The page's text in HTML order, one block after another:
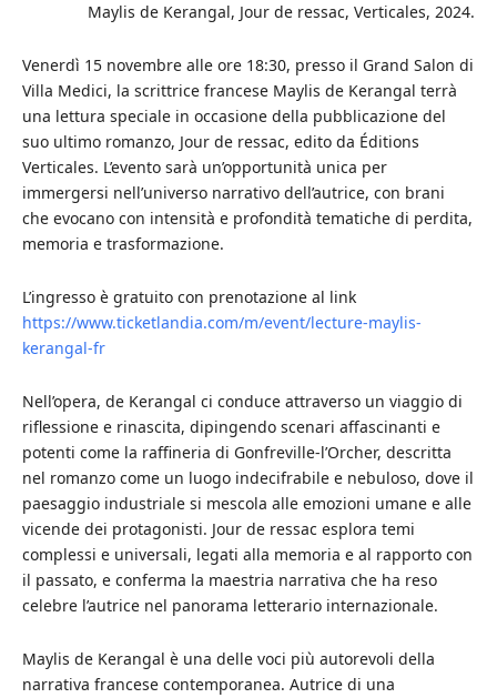
Maylis de Kerangal, Jour de ressac, Verticales, 2024.
Venerdì 15 novembre alle ore 18:30, presso il Grand Salon di
Villa Medici, la scrittrice francese Maylis de Kerangal terrà
una lettura speciale in occasione della pubblicazione del
suo ultimo romanzo, Jour de ressac, edito da Éditions
Verticales. L’evento sarà un’opportunità unica per
immergersi nell’universo narrativo dell’autrice, con brani
che evocano con intensità e profondità tematiche di perdita,
memoria e trasformazione.
L’ingresso è gratuito con prenotazione al link
https://www.ticketlandia.com/m/event/lecture-maylis-
kerangal-fr
Nell’opera, de Kerangal ci conduce attraverso un viaggio di
riflessione e rinascita, dipingendo scenari affascinanti e
potenti come la raffineria di Gonfreville-l’Orcher, descritta
nel romanzo come un luogo indecifrabile e nebuloso, dove il
paesaggio industriale si mescola alle emozioni umane e alle
vicende dei protagonisti. Jour de ressac esplora temi
complessi e universali, legati alla memoria e al rapporto con
il passato, e conferma la maestria narrativa che ha reso
celebre l’autrice nel panorama letterario internazionale.
Maylis de Kerangal è una delle voci più autorevoli della
narrativa francese contemporanea. Autrice di una